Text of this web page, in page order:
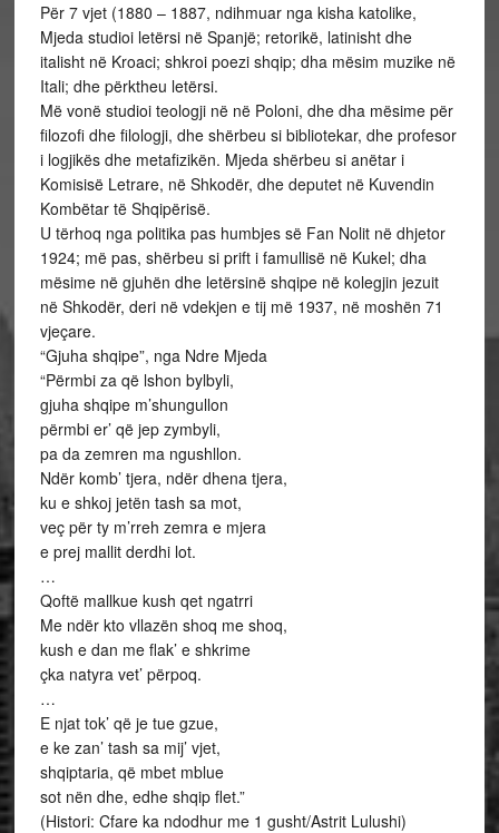
Për 7 vjet (1880 – 1887, ndihmuar nga kisha katolike,
Mjeda studioi letërsi në Spanjë; retorikë, latinisht dhe
italisht në Kroaci; shkroi poezi shqip; dha mësim muzike në
Itali; dhe përktheu letërsi.
Më vonë studioi teologji në në Poloni, dhe dha mësime për
filozofi dhe filologji, dhe shërbeu si bibliotekar, dhe profesor
i logjikës dhe metafizikën. Mjeda shërbeu si anëtar i
Komisisë Letrare, në Shkodër, dhe deputet në Kuvendin
Kombëtar të Shqipërisë.
U tërhoq nga politika pas humbjes së Fan Nolit në dhjetor
1924; më pas, shërbeu si prift i famullisë në Kukel; dha
mësime në gjuhën dhe letërsinë shqipe në kolegjin jezuit
në Shkodër, deri në vdekjen e tij më 1937, në moshën 71
vjeçare.
“Gjuha shqipe”, nga Ndre Mjeda
“Përmbi za që lshon bylbyli,
gjuha shqipe m’shungullon
përmbi er’ që jep zymbyli,
pa da zemren ma ngushllon.
Ndër komb’ tjera, ndër dhena tjera,
ku e shkoj jetën tash sa mot,
veç për ty m’rreh zemra e mjera
e prej mallit derdhi lot.
…
Qoftë mallkue kush qet ngatrri
Me ndër kto vllazën shoq me shoq,
kush e dan me flak’ e shkrime
çka natyra vet’ përpoq.
…
E njat tok’ që je tue gzue,
e ke zan’ tash sa mij’ vjet,
shqiptaria, që mbet mblue
sot nën dhe, edhe shqip flet.”
(Histori: Cfare ka ndodhur me 1 gusht/Astrit Lulushi)